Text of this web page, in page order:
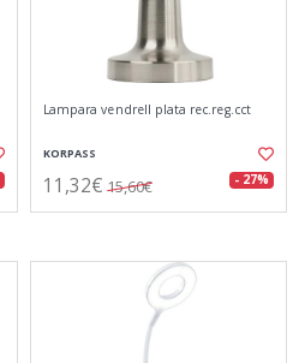
Lampara vendrell plata rec.reg.cct
KORPASS
11,32€ 15,60€ - 27%